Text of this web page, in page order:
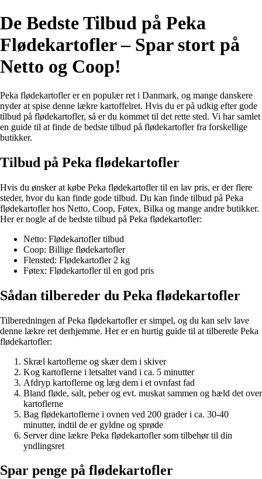
De Bedste Tilbud på Peka
Flødekartofler – Spar stort på
Netto og Coop!
Peka flødekartofler er en populær ret i Danmark, og mange danskere
nyder at spise denne lækre kartoffelret. Hvis du er på udkig efter gode
tilbud på flødekartofler, så er du kommet til det rette sted. Vi har samlet
en guide til at finde de bedste tilbud på flødekartofler fra forskellige
butikker.
Tilbud på Peka flødekartofler
Hvis du ønsker at købe Peka flødekartofler til en lav pris, er der flere
steder, hvor du kan finde gode tilbud. Du kan finde tilbud på Peka
flødekartofler hos Netto, Coop, Føtex, Bilka og mange andre butikker.
Her er nogle af de bedste tilbud på Peka flødekartofler:
Netto: Flødekartofler tilbud
Coop: Billige flødekartofler
Flensted: Flødekartofler 2 kg
Føtex: Flødekartofler til en god pris
Sådan tilbereder du Peka flødekartofler
Tilberedningen af Peka flødekartofler er simpel, og du kan selv lave
denne lækre ret derhjemme. Her er en hurtig guide til at tilberede Peka
flødekartofler:
Skræl kartoflerne og skær dem i skiver
Kog kartoflerne i letsaltet vand i ca. 5 minutter
Afdryp kartoflerne og læg dem i et ovnfast fad
Bland fløde, salt, peber og evt. muskat sammen og hæld det over
kartoflerne
Bag flødekartoflerne i ovnen ved 200 grader i ca. 30-40
minutter, indtil de er gyldne og sprøde
Server dine lækre Peka flødekartofler som tilbehør til din
yndlingsret
Spar penge på flødekartofler